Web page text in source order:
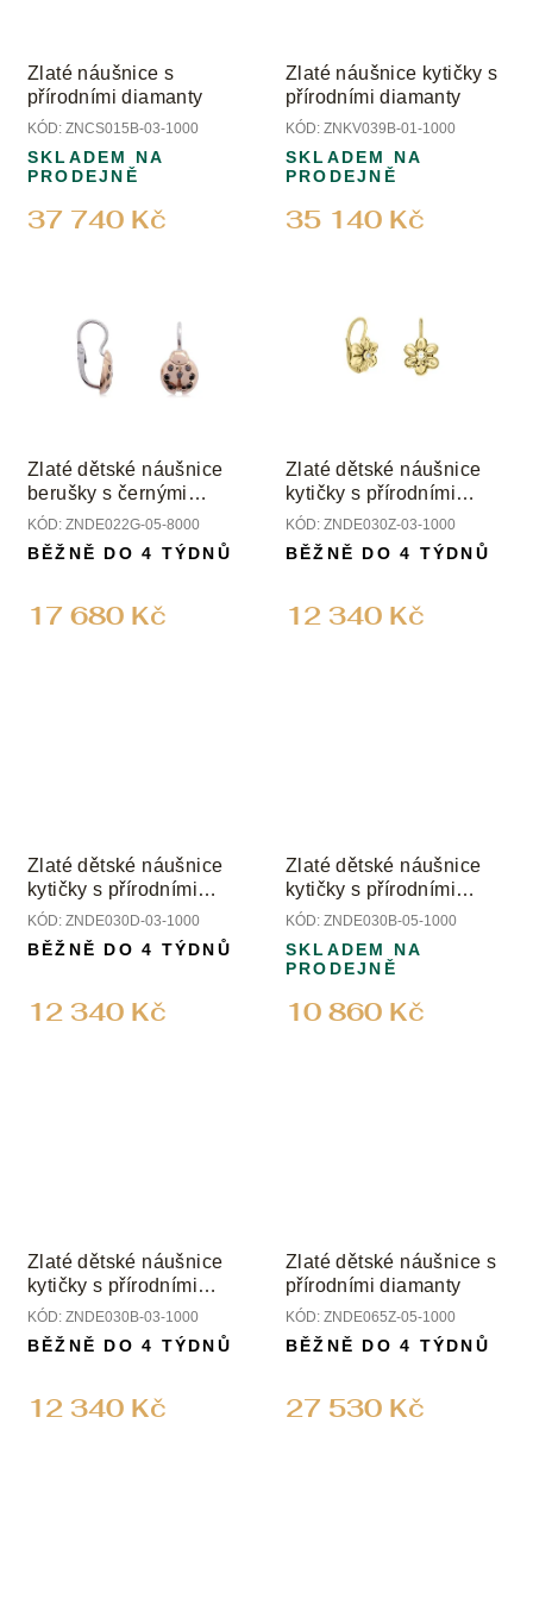
o
d
u
k
ů
Zlaté náušnice s
přírodními diamanty
KÓD: ZNCS015B-03-1000
37 740 Kč
SKLADEM NA
PRODEJNĚ
Zlaté náušnice kytičky s
přírodními diamanty
KÓD: ZNKV039B-01-1000
35 140 Kč
SKLADEM NA
PRODEJNĚ
Zlaté dětské náušnice
berušky s černými
diamanty
KÓD: ZNDE022G-05-8000
17 680 Kč
BĚŽNĚ DO 4 TÝDNŮ
Zlaté dětské náušnice
kytičky s přírodními
diamanty
KÓD: ZNDE030Z-03-1000
12 340 Kč
BĚŽNĚ DO 4 TÝDNŮ
Zlaté dětské náušnice
kytičky s přírodními
diamanty
KÓD: ZNDE030D-03-1000
12 340 Kč
BĚŽNĚ DO 4 TÝDNŮ
Zlaté dětské náušnice
kytičky s přírodními
diamanty
KÓD: ZNDE030B-05-1000
10 860 Kč
SKLADEM NA
PRODEJNĚ
Zlaté dětské náušnice
kytičky s přírodními
diamanty
KÓD: ZNDE030B-03-1000
12 340 Kč
BĚŽNĚ DO 4 TÝDNŮ
Zlaté dětské náušnice s
přírodními diamanty
KÓD: ZNDE065Z-05-1000
27 530 Kč
BĚŽNĚ DO 4 TÝDNŮ